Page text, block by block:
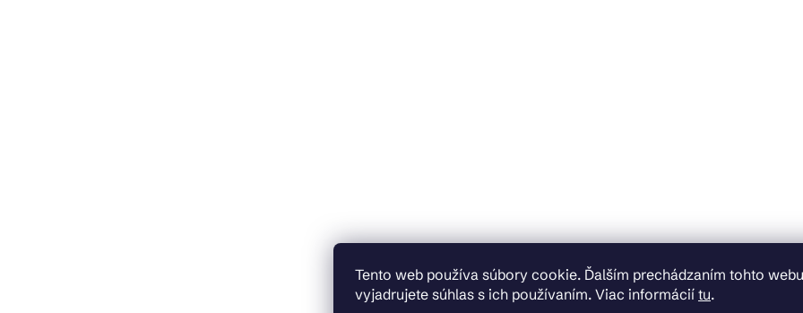
Tento web používa súbory cookie. Ďalším prechádzaním tohto webu
vyjadrujete súhlas s ich používaním. Viac informácií tu.